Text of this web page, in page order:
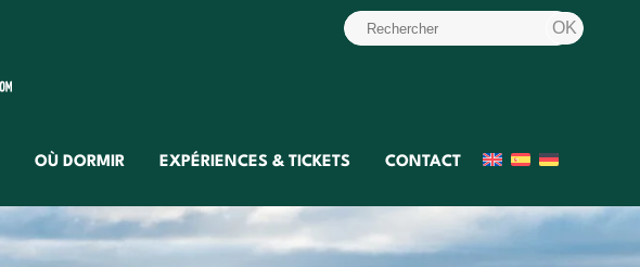
OÙ DORMIR EXPÉRIENCES & TICKETS CONTACT